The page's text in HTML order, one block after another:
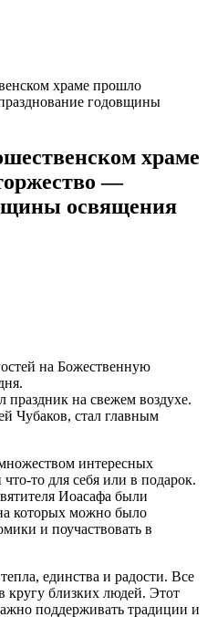
храме прошло
годовщины
храме
—
освящения
на Божественную
праздник на свежем воздухе.
Чубаков, стал главным
интересных
то для себя или в подарок.
Иоасафа были
которых можно было
и поучаствовать в
единства и радости. Все
кругу близких людей. Этот
поддерживать традиции и